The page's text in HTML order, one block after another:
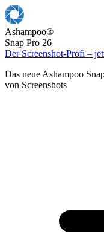
Ashampoo®
Snap Pro 26
Der Screenshot-Profi –
Das neue Ashampoo
von Screenshots